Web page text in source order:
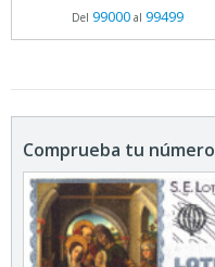
Del 99000al 99499
Comprueba tu número